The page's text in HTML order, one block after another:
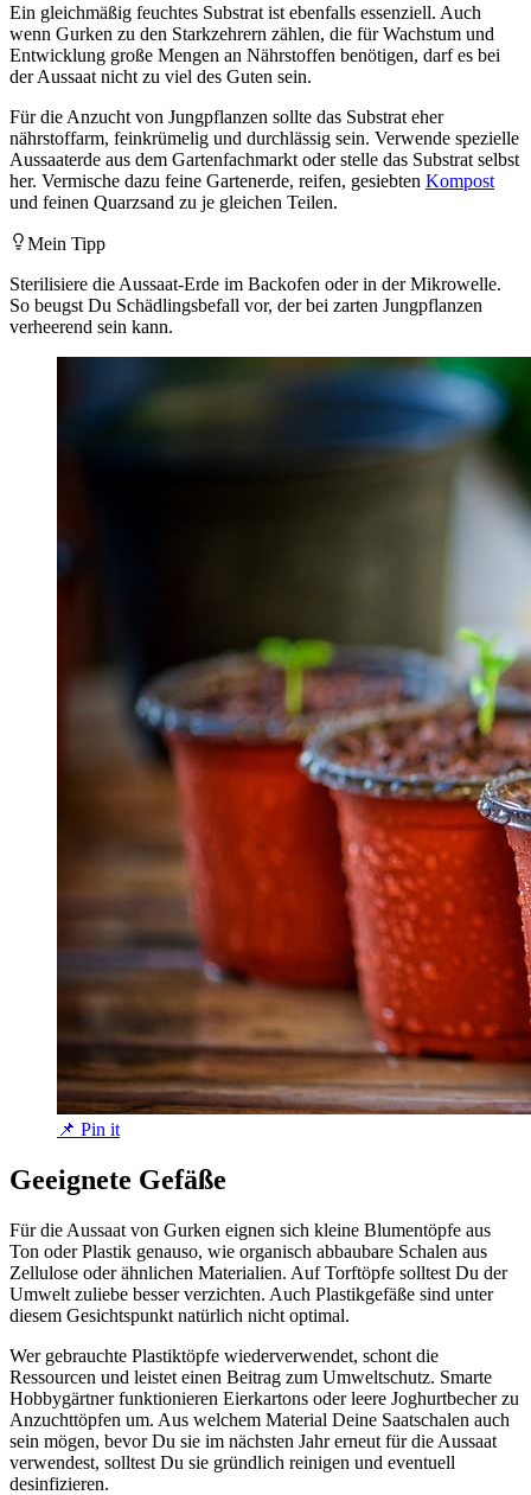
Ein gleichmäßig feuchtes Substrat ist ebenfalls essenziell. Auch
wenn Gurken zu den Starkzehrern zählen, die für Wachstum und
Entwicklung große Mengen an Nährstoffen benötigen, darf es bei
der Aussaat nicht zu viel des Guten sein.
Für die Anzucht von Jungpflanzen sollte das Substrat eher
nährstoffarm, feinkrümelig und durchlässig sein. Verwende spezielle
Aussaaterde aus dem Gartenfachmarkt oder stelle das Substrat selbst
her. Vermische dazu feine Gartenerde, reifen, gesiebten Kompost
und feinen Quarzsand zu je gleichen Teilen.
Mein Tipp
Sterilisiere die Aussaat-Erde im Backofen oder in der Mikrowelle.
So beugst Du Schädlingsbefall vor, der bei zarten Jungpflanzen
verheerend sein kann.
📌 Pin it
Geeignete Gefäße
Für die Aussaat von Gurken eignen sich kleine Blumentöpfe aus
Ton oder Plastik genauso, wie organisch abbaubare Schalen aus
Zellulose oder ähnlichen Materialien. Auf Torftöpfe solltest Du der
Umwelt zuliebe besser verzichten. Auch Plastikgefäße sind unter
diesem Gesichtspunkt natürlich nicht optimal.
Wer gebrauchte Plastiktöpfe wiederverwendet, schont die
Ressourcen und leistet einen Beitrag zum Umweltschutz. Smarte
Hobbygärtner funktionieren Eierkartons oder leere Joghurtbecher zu
Anzuchttöpfen um. Aus welchem Material Deine Saatschalen auch
sein mögen, bevor Du sie im nächsten Jahr erneut für die Aussaat
verwendest, solltest Du sie gründlich reinigen und eventuell
desinfizieren.